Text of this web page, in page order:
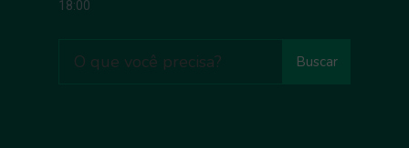
18:00
Buscar